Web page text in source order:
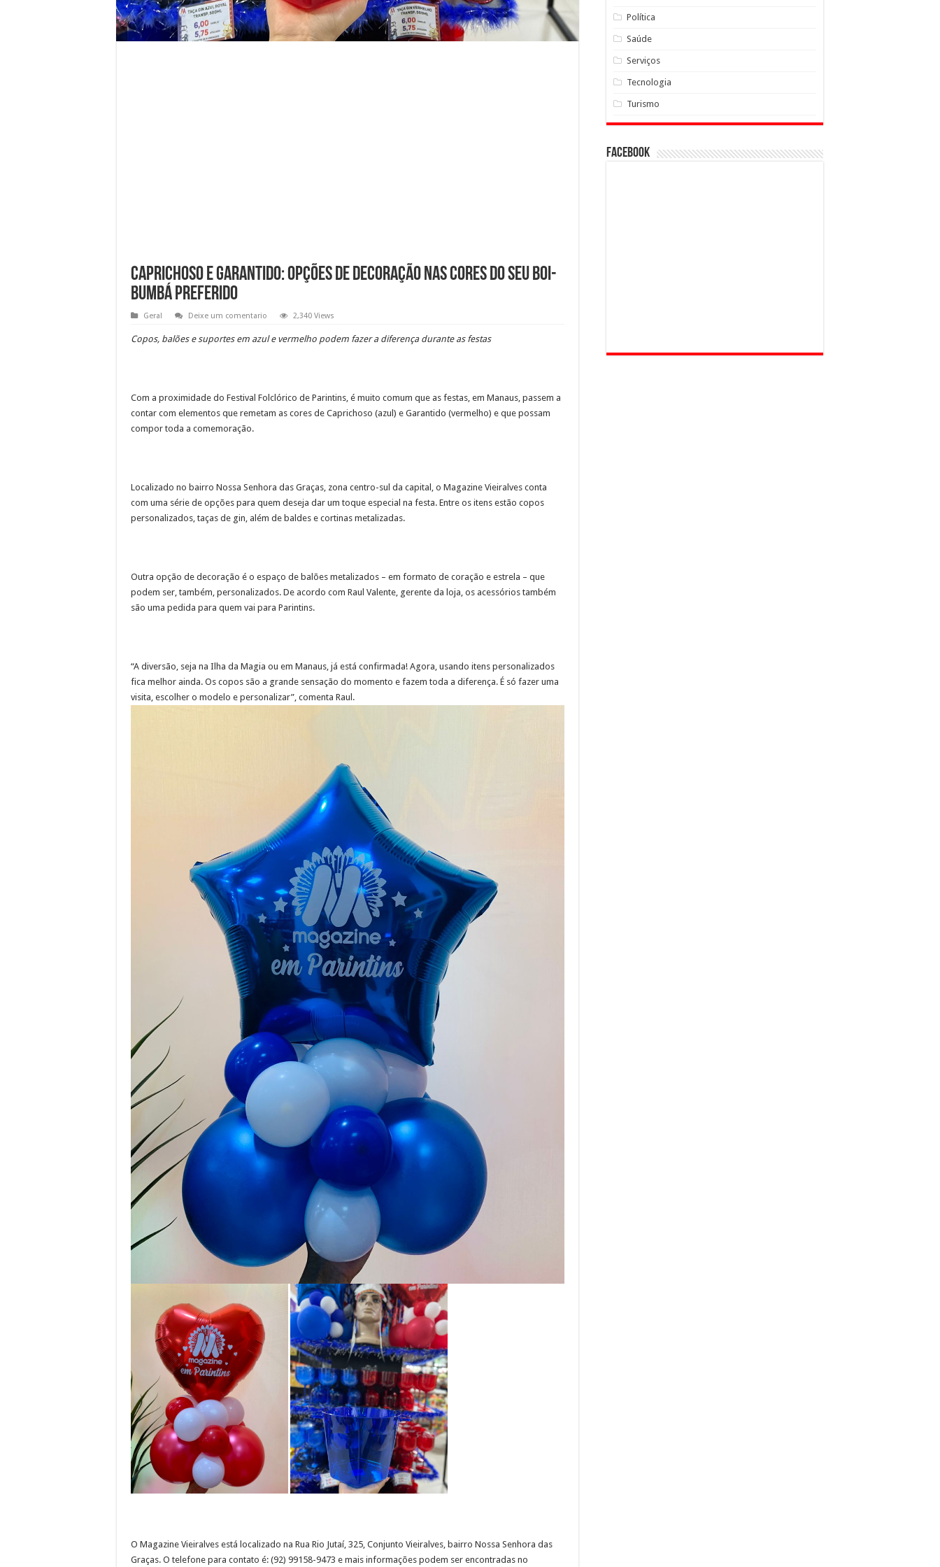
Caprichoso e Garantido: opções de decoração nas cores do seu boi-
bumbá preferido
Geral Deixe um comentario 2,340 Views
Copos, balões e suportes em azul e vermelho podem fazer a diferença durante as festas
Com a proximidade do Festival Folclórico de Parintins, é muito comum que as festas, em Manaus, passem a
contar com elementos que remetam as cores de Caprichoso (azul) e Garantido (vermelho) e que possam
compor toda a comemoração.
Localizado no bairro Nossa Senhora das Graças, zona centro-sul da capital, o Magazine Vieiralves conta
com uma série de opções para quem deseja dar um toque especial na festa. Entre os itens estão copos
personalizados, taças de gin, além de baldes e cortinas metalizadas.
Outra opção de decoração é o espaço de balões metalizados – em formato de coração e estrela – que
podem ser, também, personalizados. De acordo com Raul Valente, gerente da loja, os acessórios também
são uma pedida para quem vai para Parintins.
“A diversão, seja na Ilha da Magia ou em Manaus, já está confirmada! Agora, usando itens personalizados
fica melhor ainda. Os copos são a grande sensação do momento e fazem toda a diferença. É só fazer uma
visita, escolher o modelo e personalizar”, comenta Raul.
O Magazine Vieiralves está localizado na Rua Rio Jutaí, 325, Conjunto Vieiralves, bairro Nossa Senhora das
Graças. O telefone para contato é: (92) 99158-9473 e mais informações podem ser encontradas no
Política
Saúde
Serviços
Tecnologia
Turismo
Facebook